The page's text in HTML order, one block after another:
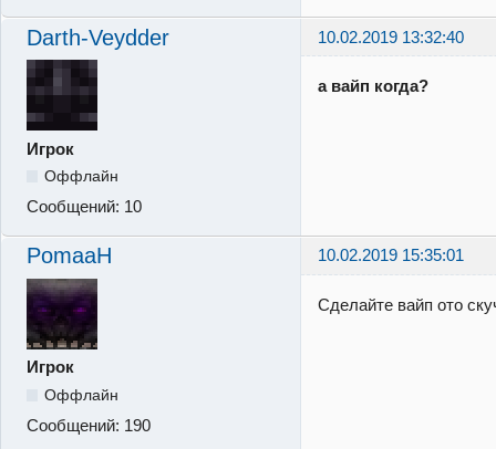
Darth-Veydder 10.02.2019 13:32:40
Игрок
Оффлайн
Сообщений: 10
а вайп когда?
PomaaH 10.02.2019 15:35:01
Игрок
Оффлайн
Сообщений: 190
Сделайте вайп ото